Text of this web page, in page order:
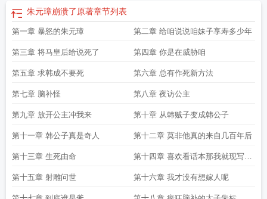
朱元璋崩溃了笔趣朱元璋崩溃了第三中文网
读明朝末年朱元璋朱元璋崩溃了章节列表大明帝国朱元璋大明剧透未来朱元
璋崩溃了起点朱元璋崩溃了123读书网 朱元璋崩溃了韩成朱元璋大明剧透未来
朱元璋崩溃了贴吧朱元璋崩溃了免费阅读 朱元璋大明王朝 朱元璋崩溃了笔趣阁
璋大明剧透未来朱元璋崩溃了TXT 大明剧透未来朱元璋崩溃了朱元璋崩溃了 在
元璋崩溃了无弹窗阅读
朱元璋崩溃了 笔趣阁朱元璋崩溃了完结免费
未来朱元璋崩溃了墨守白朱元璋崩溃了txt大明皇朝朱元璋演员大明剧透未来朱
阅读全文明末朱元璋朱元璋崩溃了免费朱元璋崩溃了韩成朱元璋崩溃了笔趣
阁最新章节 大明剧透未来 朱元璋崩溃了精校版
朱元璋崩溃了原著章节列表
第一章 暴怒的朱元璋 第二章 给咱说说咱妹子享寿多少年
第三章 将马皇后给说死了 第四章 你是在威胁咱
第五章 求韩成不要死 第六章 总有作死新方法
第七章 脑补怪 第八章 夜访公主
第九章 放开公主冲我来 第十章 从韩贼子变成韩公子
第十一章 韩公子真是奇人 第十二章 莫非他真的来自几百年后
第十三章 生死由命 第十四章 喜欢看话本那我就现写一
本
第十五章 射雕问世 第十六章 我才没有想嫁人呢